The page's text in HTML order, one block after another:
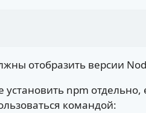
отобразить версии
npm отдельно,
командой: